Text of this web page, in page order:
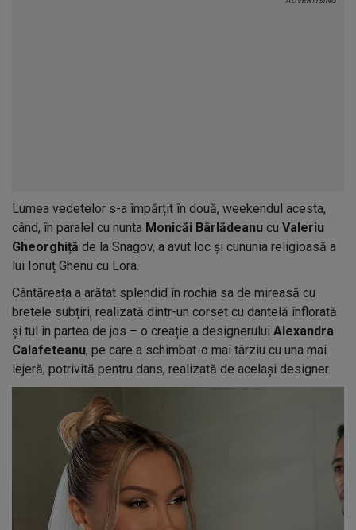
Lumea vedetelor s-a împărțit în două, weekendul acesta,
când, în paralel cu nunta Monicăi Bârlădeanu cu Valeriu
Gheorghiță de la Snagov, a avut loc și cununia religioasă a
lui Ionuț Ghenu cu Lora.
Cântăreața a arătat splendid în rochia sa de mireasă cu
bretele subțiri, realizată dintr-un corset cu dantelă înflorată
și tul în partea de jos – o creație a designerului Alexandra
Calafeteanu, pe care a schimbat-o mai târziu cu una mai
lejeră, potrivită pentru dans, realizată de același designer.